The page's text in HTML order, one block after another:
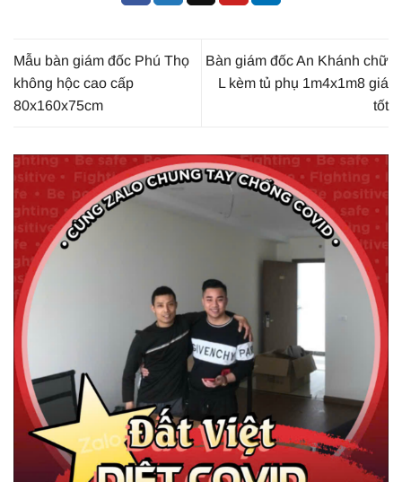
Mẫu bàn giám đốc Phú Thọ
không hộc cao cấp
80x160x75cm
Bàn giám đốc An Khánh chữ
L kèm tủ phụ 1m4x1m8 giá
tốt